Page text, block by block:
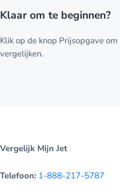
Klaar om te beginnen?
Klik op de knop Prijsopgave
vergelijken.
Vergelijk Mijn Jet
Telefoon: 1-888-217-5787